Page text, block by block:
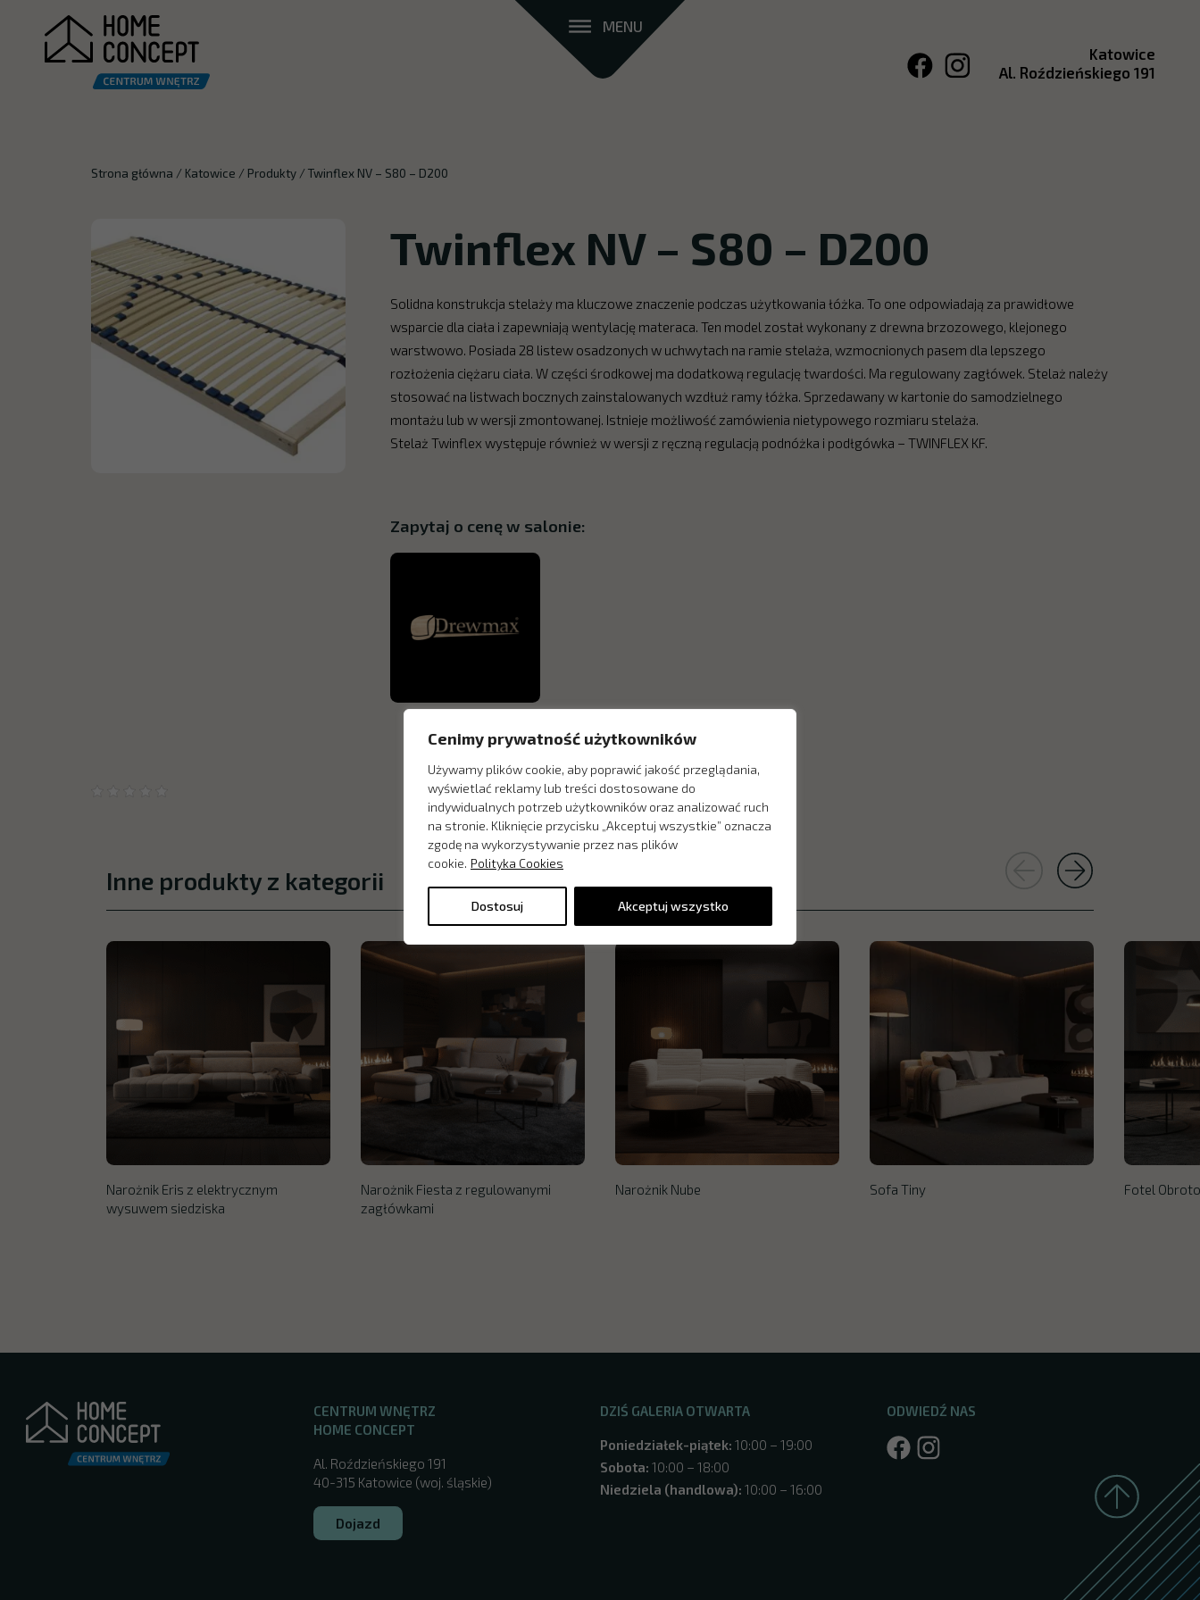
Cenimy prywatność użytkowników
Używamy plików cookie, aby poprawić jakość przeglądania,
wyświetlać reklamy lub treści dostosowane do
indywidualnych potrzeb użytkowników oraz analizować ruch
na stronie. Kliknięcie przycisku „Akceptuj wszystkie” oznacza
zgodę na wykorzystywanie przez nas plików
cookie. Polityka Cookies
Dostosuj Akceptuj wszystko
MENU
Katowice
Al. Roździeńskiego 191
Strona główna / Katowice /Produkty /Twinflex NV – S80 – D200
Twinflex NV – S80 – D200
Solidna konstrukcja stelaży ma kluczowe znaczenie podczas użytkowania łóżka. To one odpowiadają za prawidłowe
wsparcie dla ciała i zapewniają wentylację materaca. Ten model został wykonany z drewna brzozowego, klejonego
warstwowo. Posiada 28 listew osadzonych w uchwytach na ramie stelaża, wzmocnionych pasem dla lepszego
rozłożenia ciężaru ciała. W części środkowej ma dodatkową regulację twardości. Ma regulowany zagłówek. Stelaż należy
stosować na listwach bocznych zainstalowanych wzdłuż ramy łóżka. Sprzedawany w kartonie do samodzielnego
montażu lub w wersji zmontowanej. Istnieje możliwość zamówienia nietypowego rozmiaru stelaża.
Stelaż Twinflex występuje również w wersji z ręczną regulacją podnóżka i podłgówka – TWINFLEX KF.
Zapytaj o cenę w salonie:
Inne produkty z kategorii
Narożnik Eris z elektrycznym
wysuwem siedziska
Narożnik Fiesta z regulowanymi
zagłówkami
Narożnik Nube Sofa Tiny Fotel
CENTRUM WNĘTRZ
HOME CONCEPT
Al. Roździeńskiego 191
40-315 Katowice (woj. śląskie)
Dojazd
DZIŚ GALERIA OTWARTA
Poniedziałek-piątek: 10:00 – 19:00
Sobota: 10:00 – 18:00
Niedziela (handlowa): 10:00 – 16:00
ODWIEDŹ NAS